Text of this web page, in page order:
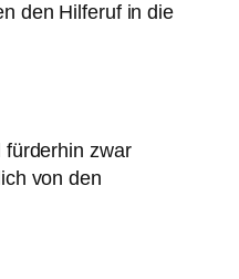
den Hilferuf in die
fürderhin zwar
von den